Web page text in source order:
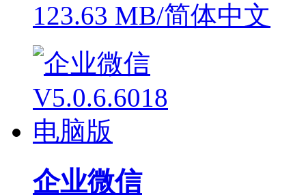
123.63 MB/简体中文
企业微信